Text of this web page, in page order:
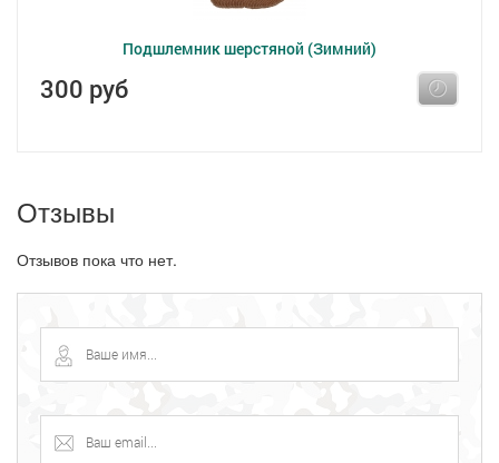
Подшлемник шерстяной (Зимний)
300 руб
Отзывы
Отзывов пока что нет.